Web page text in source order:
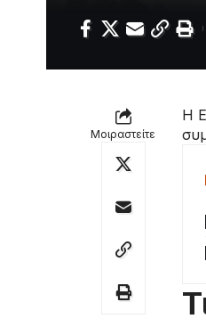
Μοιραστείτε
Η